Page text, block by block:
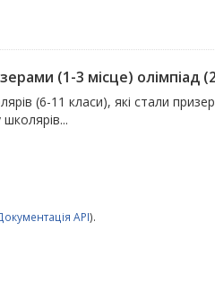
(1-3 місце) олімпіад
(6-11 класи), які стали
API).